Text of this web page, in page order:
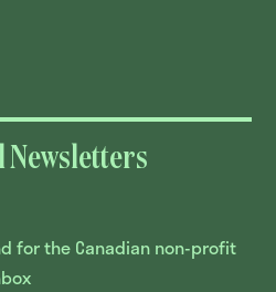
Newsletters
for the Canadian non-profit